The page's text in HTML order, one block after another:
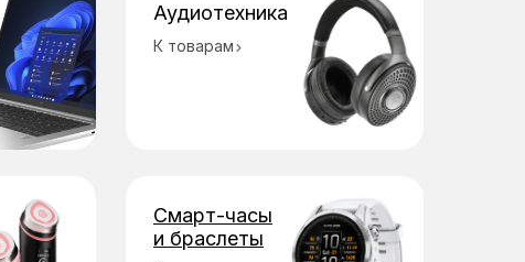
К товарам
Аудиотехника
Смарт-часы
и браслеты